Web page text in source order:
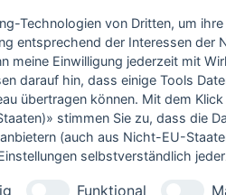
Technologien von Dritten, um
entsprechend der Interessen der
meine Einwilligung jederzeit mit
darauf hin, dass einige Tools
übertragen können. Mit dem
stimmen Sie zu, dass die
(auch aus Nicht-EU-
selbstverständlich
Funktional